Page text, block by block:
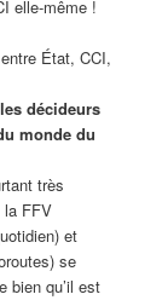
elle-même !
État, CCI,
décideurs
monde du
très
la FFV
et
se
bien qu’il est